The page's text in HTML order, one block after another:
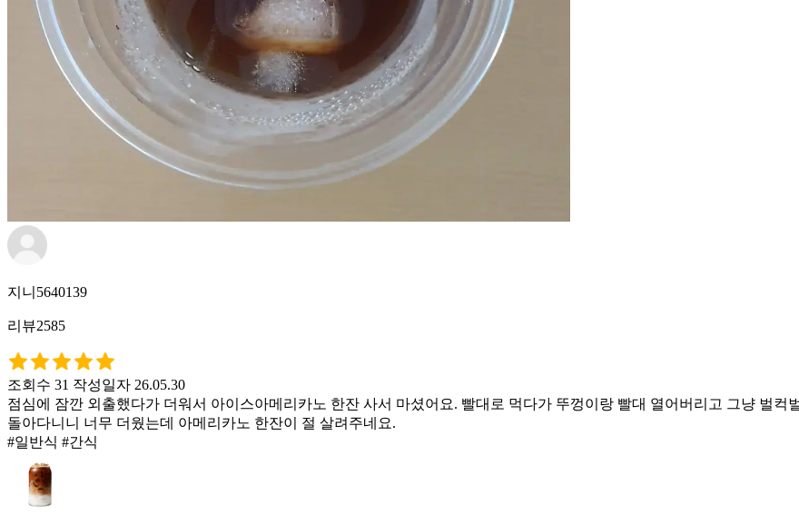
지니5640139
리뷰2585
조회수 31 작성일자 26.05.30
점심에 잠깐 외출했다가 더워서 아이스아메리카노 한잔 사서 마셨어요. 빨대로 먹다가 뚜껑이랑 빨대 열어버리고 그냥 벌컥
돌아다니니 너무 더웠는데 아메리카노 한잔이 절 살려주네요.
#일반식 #간식